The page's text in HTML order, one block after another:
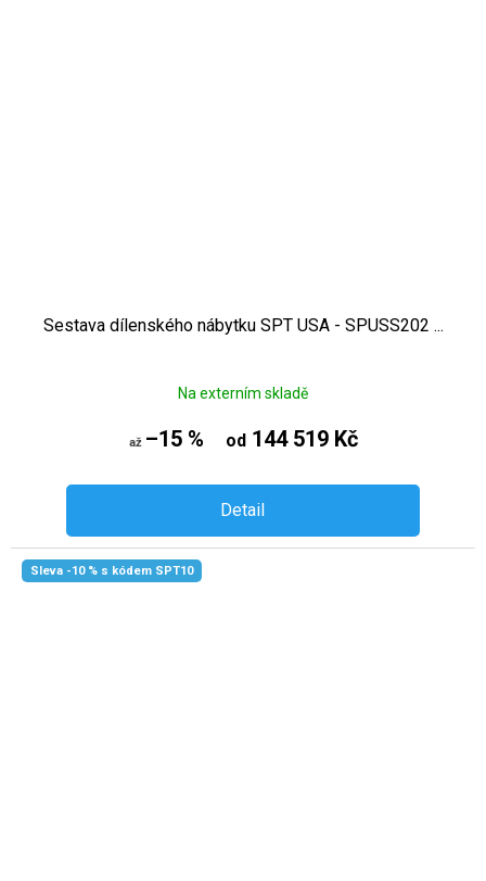
Sestava dílenského nábytku SPT USA - SPUSS202 ...
Na externím skladě
až –15 % od144 519 Kč
Detail
Sleva -10 % s kódem SPT10